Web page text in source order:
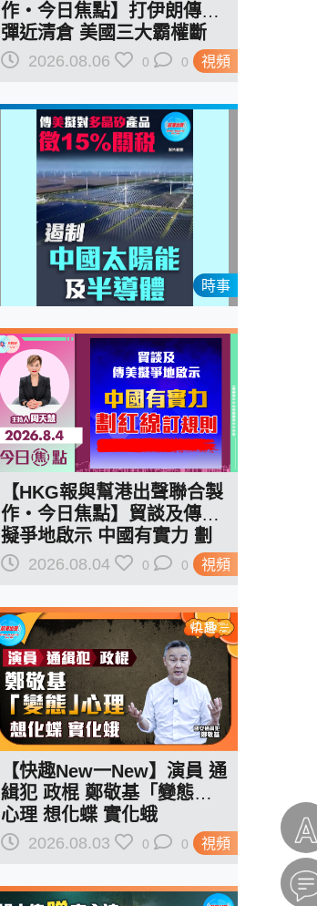
視頻
作‧今日焦點】打伊朗傳導
彈近清倉 美國三大霸權斷
二？軍事崩 經濟損
2026.08.06 0 0
時事
視頻
【HKG報與幫港出聲聯合製
作‧今日焦點】貿談及傳美
擬爭地啟示 中國有實力 劃
紅線訂規則
2026.08.04 0 0
視頻
【快趣New一New】演員 通
緝犯 政棍 鄭敬基「變態」
心理 想化蝶 實化蛾
2026.08.03 0 0